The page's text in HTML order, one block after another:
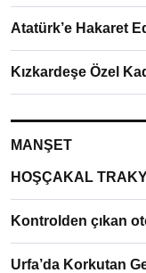
Atatürk’e Hakaret
Kızkardeşe Özel
MANŞET
HOŞÇAKAL
Kontrolden çıkan
Urfa’da Korkutan